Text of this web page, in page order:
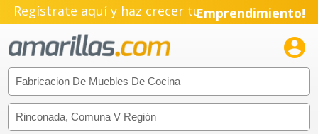
Regístrate aquí y haz crecer tuEmprendimiento!
